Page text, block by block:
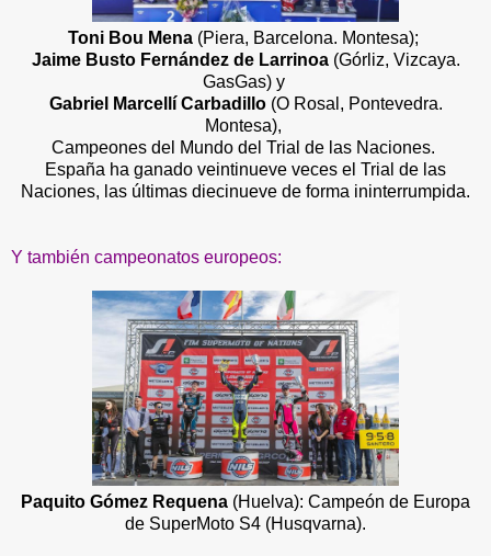
Toni Bou Mena (Piera, Barcelona. Montesa);
Jaime Busto Fernández de Larrinoa(Górliz, Vizcaya.
GasGas) y
Gabriel Marcellí Carbadillo (O Rosal, Pontevedra.
Montesa),
Campeones del Mundo del Trial de las Naciones.
España ha ganado veintinueve veces el Trial de las
Naciones, las últimas diecinueve de forma ininterrumpida.
Y también campeonatos europeos:
Paquito Gómez Requena (Huelva): Campeón de Europa
de SuperMoto S4 (Husqvarna).